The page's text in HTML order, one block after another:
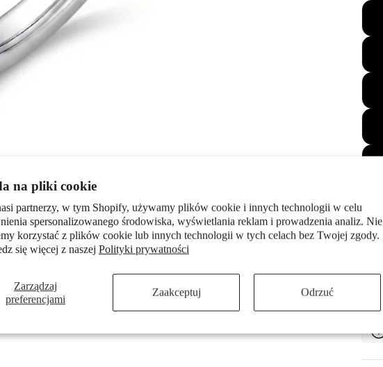
na pliki cookie
partnerzy, w tym Shopify, używamy plików cookie i innych technologii w celu
spersonalizowanego środowiska, wyświetlania reklam i prowadzenia analiz. Nie
korzystać z plików cookie lub innych technologii w tych celach bez Twojej zgody.
się więcej z naszej Polityki prywatności
Zarządzaj
preferencjami
Zaakceptuj Odrzuć